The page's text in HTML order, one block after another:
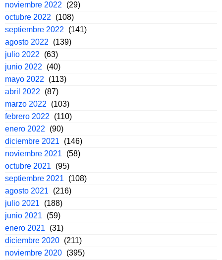
noviembre 2022
(29)
octubre 2022
(108)
septiembre 2022
(141)
agosto 2022
(139)
julio 2022
(63)
junio 2022
(40)
mayo 2022
(113)
abril 2022
(87)
marzo 2022
(103)
febrero 2022
(110)
enero 2022
(90)
diciembre 2021
(146)
noviembre 2021
(58)
octubre 2021
(95)
septiembre 2021
(108)
agosto 2021
(216)
julio 2021
(188)
junio 2021
(59)
enero 2021
(31)
diciembre 2020 (211)
noviembre 2020 (395)